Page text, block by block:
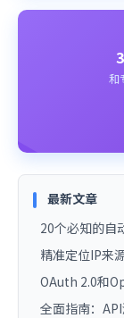
和
最新文章
20个必知的自
精准定位IP来
OAuth 2.0和
全面指南：